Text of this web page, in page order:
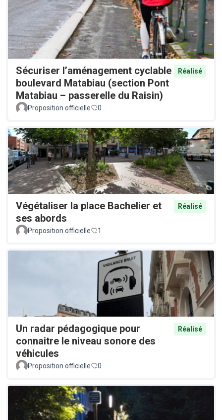
Sécuriser l’aménagement cyclable
boulevard Matabiau (section Pont
Matabiau – passerelle du Raisin)
Réalisé
Proposition officielle 0
Végétaliser la place Bachelier et
ses abords
Réalisé
Proposition officielle 1
Un radar pédagogique pour
connaitre le niveau sonore des
véhicules
Réalisé
Proposition officielle 0